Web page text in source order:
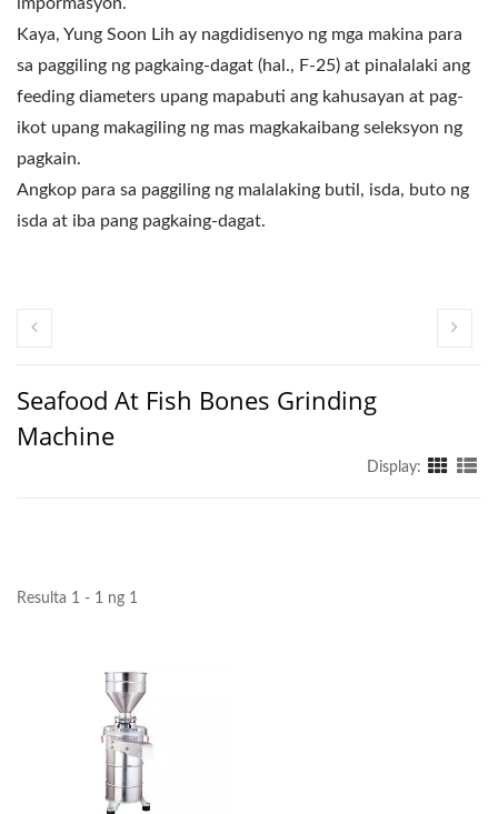
Kaya, Yung Soon Lih ay nagdidisenyo ng mga makina para
sa paggiling ng pagkaing-dagat (hal., F-25) at pinalalaki ang
feeding diameters upang mapabuti ang kahusayan at pag-
ikot upang makagiling ng mas magkakaibang seleksyon ng
pagkain.
Angkop para sa paggiling ng malalaking butil, isda, buto ng
isda at iba pang pagkaing-dagat.
Seafood At Fish Bones Grinding
Machine
Display:
Resulta 1 - 1 ng 1